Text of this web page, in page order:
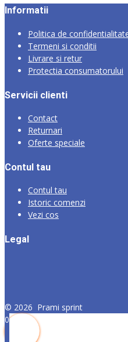
Informatii
Politica de
Termeni si conditii
Livrare si retur
Protectia consumatorului
Servicii clienti
Contact
Returnari
Oferte speciale
Contul tau
Contul tau
Istoric comenzi
Vezi cos
Legal
© 2026 Prami sprint
0